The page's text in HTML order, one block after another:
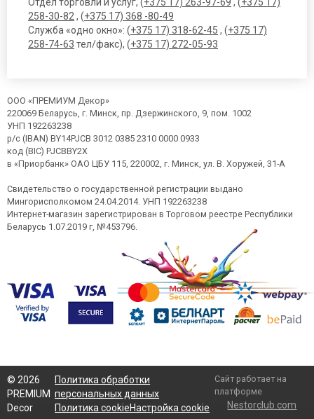
Отдел торговли и услуг, (+375 17) 263-97-69 , (+375 17)
258-30-82, (+375 17) 368 -80-49
Служба «одно окно»: (+375 17) 318-62-45 , (+375 17)
258-74-63 тел/факс), (+375 17) 272-05-93
ООО «ПРЕМИУМ Декор»
220069 Беларусь, г. Минск, пр. Дзержинского, 9, пом. 1002
УНП 192263238
р/с (IBAN) BY14PJCB 3012 0385 2310 0000 0933
код (BIC) PJCBBY2X
в «Приорбанк» ОАО ЦБУ 115, 220002, г. Минск, ул. В. Хоружей, 31-А
Свидетельство о государственной регистрации выдано
Мингорисполкомом 24.04.2014. УНП 192263238
Интернет-магазин зарегистрирован в Торговом реестре Республики
Беларусь 1.07.2019 г, №453796.
© 2026
PREMIUM
Decor
Политика обработки
персональных данных
Политика cookieНастройка cookie
Сайт работает на
платформе
Nestorclub.com